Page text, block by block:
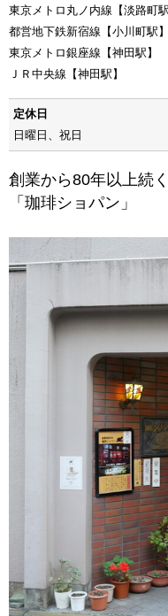
東京メトロ丸ノ内線【淡路町
都営地下鉄新宿線【小川町駅
東京メトロ銀座線【神田駅
ＪＲ中央線【神田駅】
定休日
日曜日、祝日
創業から80年以上続
「珈琲ショパン」